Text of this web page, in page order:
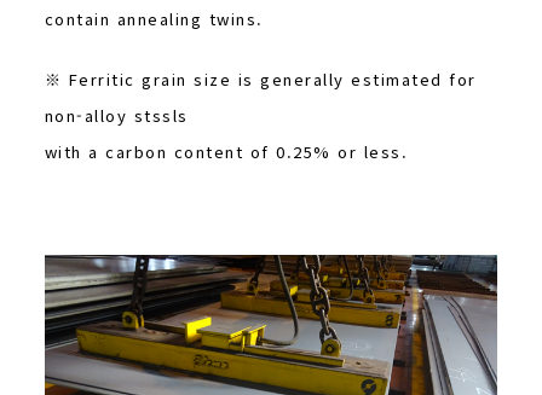
contain annealing twins.
※ Ferritic grain size is generally estimated for
non-alloy stssls
with a carbon content of 0.25% or less.